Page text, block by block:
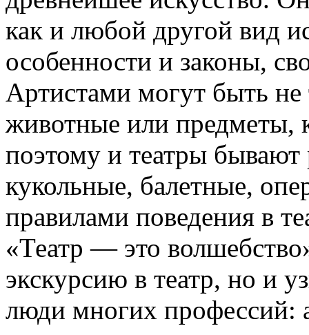
как и любой другой вид
особенности и законы,
Артистами могут быть
животные или предметы,
поэтому и театры бывают
кукольные, балетные,
правилами поведения в
«Театр — это
экскурсию в театр, но и
люди многих профессий: